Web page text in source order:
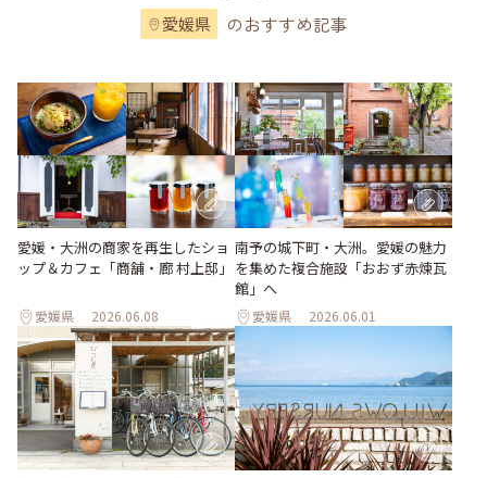
愛媛県 のおすすめ記事
愛媛・大洲の商家を再生したショ
ップ＆カフェ「商舗・廊 村上邸」
愛媛県 2026.06.08
南予の城下町・大洲。愛媛の魅力
を集めた複合施設「おおず赤煉瓦
館」へ
愛媛県 2026.06.01